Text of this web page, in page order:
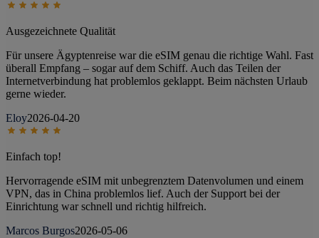
Ausgezeichnete Qualität
Für unsere Ägyptenreise war die eSIM genau die richtige Wahl. Fast
überall Empfang – sogar auf dem Schiff. Auch das Teilen der
Internetverbindung hat problemlos geklappt. Beim nächsten Urlaub
gerne wieder.
Eloy2026-04-20
Einfach top!
Hervorragende eSIM mit unbegrenztem Datenvolumen und einem
VPN, das in China problemlos lief. Auch der Support bei der
Einrichtung war schnell und richtig hilfreich.
Marcos Burgos2026-05-06